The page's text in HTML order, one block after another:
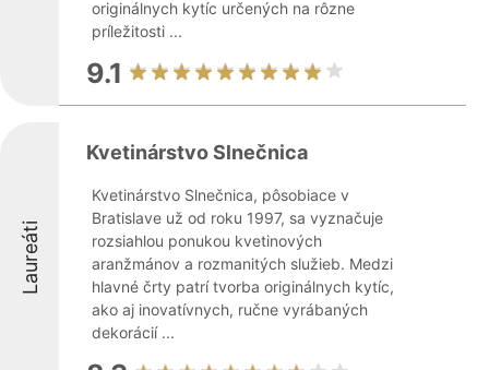
originálnych kytíc určených na rôzne
príležitosti ...
9.1
Laureáti
Kvetinárstvo Slnečnica
Kvetinárstvo Slnečnica, pôsobiace v
Bratislave už od roku 1997, sa vyznačuje
rozsiahlou ponukou kvetinových
aranžmánov a rozmanitých služieb. Medzi
hlavné črty patrí tvorba originálnych kytíc,
ako aj inovatívnych, ručne vyrábaných
dekorácií ...